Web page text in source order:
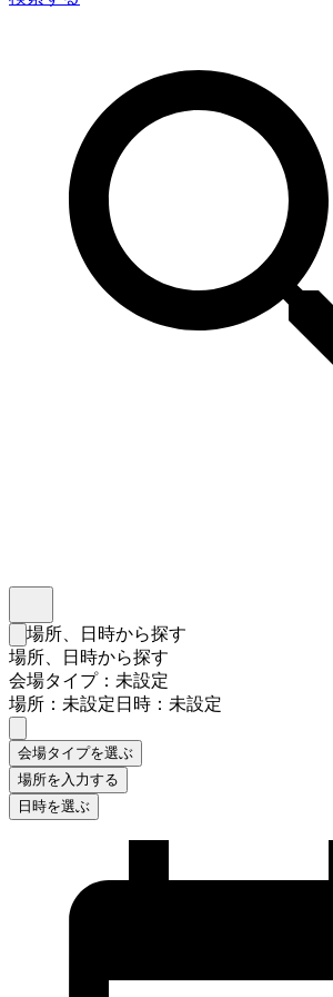
検索フォームを閉じる
場所、日時から探す
場所、日時から探す
会場タイプ：未設定
場所：未設定日時：未設定
会場タイプを選ぶ
場所を入力する
日時を選ぶ